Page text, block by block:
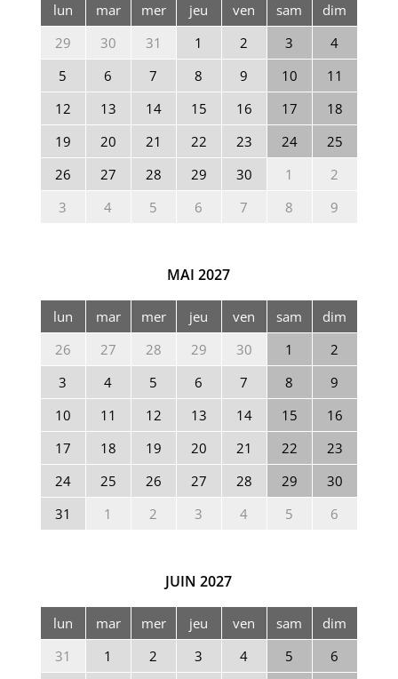
lun mar mer jeu ven sam
dim
29
30 31 1 2 3
4
5
6 7 8 9 10
11
12
13 14 15 16 17
18
19
20 21 22 23 24
25
26
27 28 29 30 1
2
3
4 5 6 7 8 9
MAI 2027
lun mar mer jeu ven sam
dim
26
27 28 29 30 1
2
3
4 5 6 7 8
9
10
11 12 13 14 15
16
17
18 19 20 21 22
23
24
25 26 27 28 29
30
31
1 2 3 4 5 6
JUIN 2027
lun mar mer jeu ven sam
dim
31
1 2 3 4 5 6